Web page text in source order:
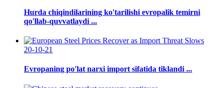
Hurda chiqindilarining ko'tarilishi evropalik temirni
qo'llab-quvvatlaydi ...
20-10-21
Evropaning po'lat narxi import sifatida tiklandi ...